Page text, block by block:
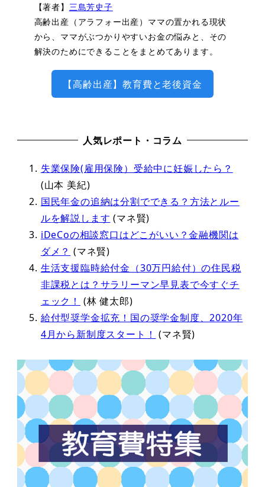
【著者】 三島芳史子
高齢出産（アラフォー出産）ママの置かれる現状
から、ママがぶつかりやすいお金の悩みと、その
解決のためにできることをまとめてあります。
【高齢出産】教育費と老後資金
人気レポート・コラム
失業保険(雇用保険）受給中に妊娠したら？
(山本 美紀)
国民年金の追納は分割でできる？方法とルー
ルを解説します (マネ賢)
iDeCoの相談窓口はどこがいい？金融機関は
ダメ？ (マネ賢)
生活支援臨時給付金（30万円給付）の住民税
非課税とは？サラリーマン早見表で今すぐチ
ェック！ (林 健太郎)
給付型奨学金拡充！国の奨学金制度、2020年
4月から新制度スタート！ (マネ賢)